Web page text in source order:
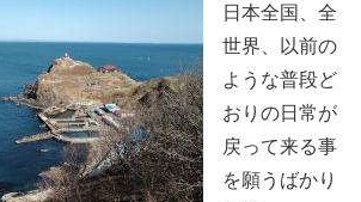
日本全国、全
世界、以前の
ような普段ど
おりの日常が
戻って来る事
を願うばかり